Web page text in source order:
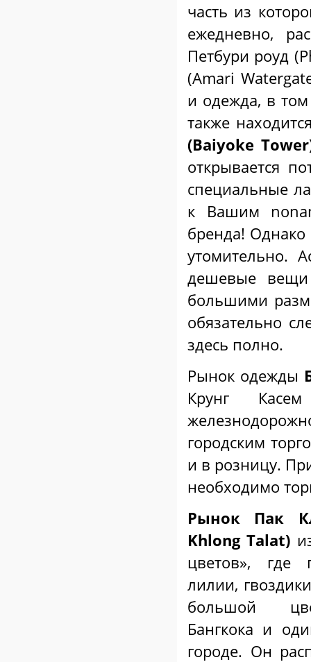
часть из
ежедневно,
Петбури роуд
(Amari
и одежда, в
также
(Baiyoke
открывается
специальные
к Вашим
бренда!
утомительно.
дешевые
большими
обязательно
здесь полно.
Рынок одежды
Крунг
городским
и в розницу.
необходимо
Рынок Пак
Khlong Talat)
цветов», где
лилии,
большой
Бангкока и
городе. Он